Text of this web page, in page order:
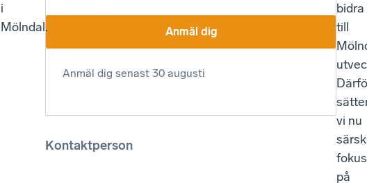
Anmäl dig
Anmäl dig senast 30 augusti
Kontaktperson
i
Mölndal.
bidra
till
vi nu
fokus
på